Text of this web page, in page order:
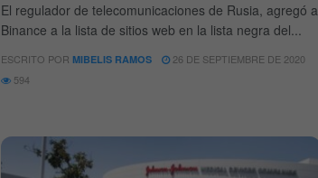
El regulador de telecomunicaciones de Rusia, agregó a
Binance a la lista de sitios web en la lista negra del...
ESCRITO POR MIBELIS RAMOS
26 DE SEPTIEMBRE DE 2020
594